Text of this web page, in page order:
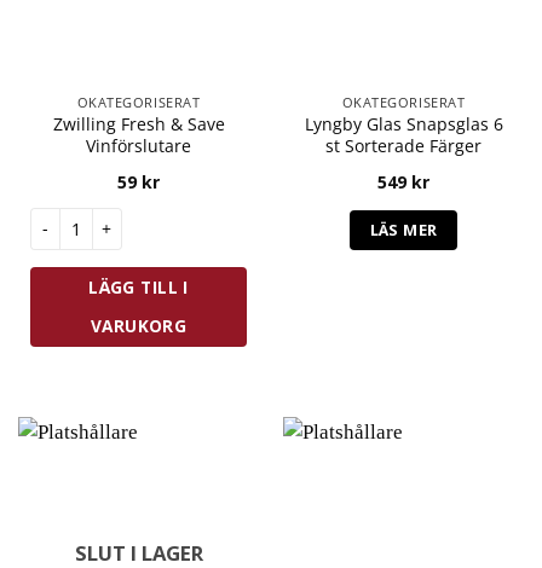
OKATEGORISERAT
Zwilling Fresh & Save
Vinförslutare
59 kr
Zwilling Fresh & Save Vinförslutare mängd
LÄGG TILL I
VARUKORG
OKATEGORISERAT
Lyngby Glas Snapsglas 6
st Sorterade Färger
549 kr
LÄS MER
SLUT I LAGER